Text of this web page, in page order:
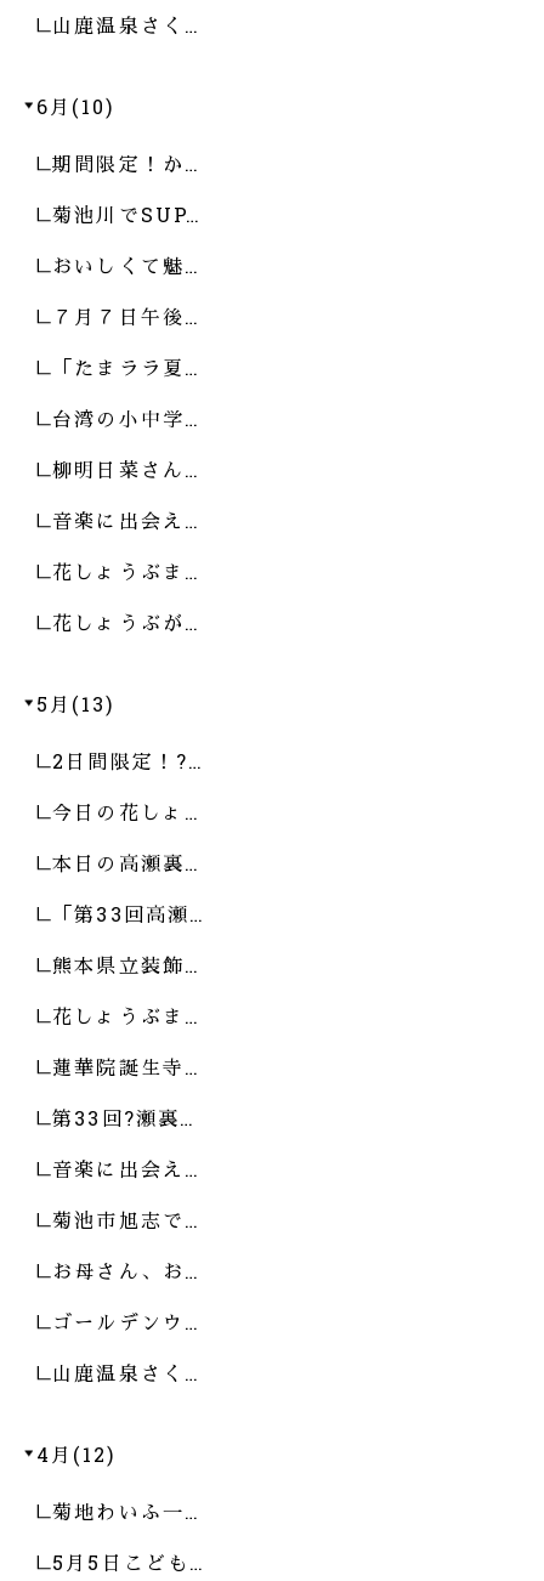
山鹿温泉さく…
6月(10)
期間限定！か…
菊池川でSUP…
おいしくて魅…
７月７日午後…
「たまララ夏…
台湾の小中学…
柳明日菜さん…
音楽に出会え…
花しょうぶま…
花しょうぶが…
5月(13)
2日間限定！?…
今日の花しょ…
本日の高瀬裏…
「第33回高瀬…
熊本県立装飾…
花しょうぶま…
蓮華院誕生寺…
第33回?瀬裏…
音楽に出会え…
菊池市旭志で…
お母さん、お…
ゴールデンウ…
山鹿温泉さく…
4月(12)
菊地わいふ一…
5月5日こども…